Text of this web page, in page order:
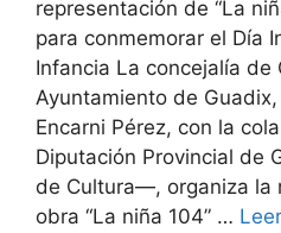
representación de “La
para conmemorar el Día
Infancia La concejalía de
Ayuntamiento de
Encarni Pérez, con la
Diputación Provincial de
de Cultura—, organiza la
obra “La niña 104” …